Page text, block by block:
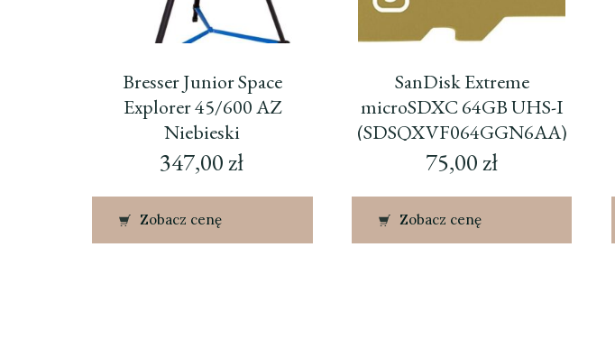
Bresser Junior Space
Explorer 45/600 AZ
Niebieski
347,00zł
Zobacz cenę
SanDisk Extreme
microSDXC 64GB UHS-I
(SDSQXVF064GGN6AA)
75,00zł
Zobacz cenę